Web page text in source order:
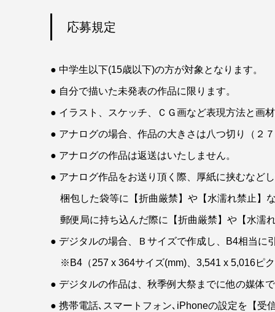
応募規定
● 中学生以下(15歳以下)の方が対象となります。
● 自分で描いた未発表の作品に限ります。
● イラスト、スケッチ、ＣＧ画など表現方法と画材
● アナログの場合、作品の大きさは八つ切り（２７
● アナログの作品は返送はいたしません。
● アナログ作品をお送り頂く際、厚紙に挟むなど
梱包した袋等に【折曲厳禁】や【水濡れ禁止】
郵便局に持ち込んだ際に【折曲厳禁】や【水濡
● デジタルの場合、Ｂサイズで作成し、B4相当に
※B4（257 x 364サイズ(mm)、3,541 x 5,016ピク
● デジタルの作品は、秋季例大祭までに他の媒体
● 携帯電話､スマートフォン､iPhoneの設定を【受